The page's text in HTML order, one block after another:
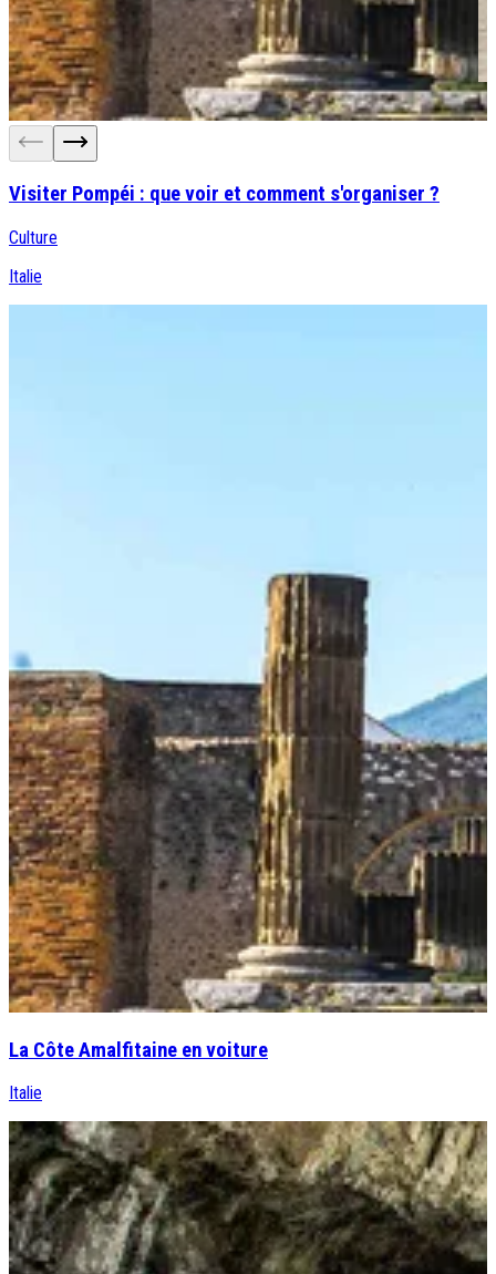
Visiter Pompéi : que voir et comment s'organiser ?
Culture
Italie
La Côte Amalfitaine en voiture
Italie